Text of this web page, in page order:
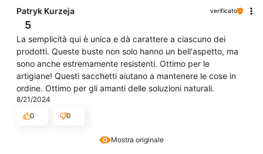
Mostra originale
Patryk Kurzeja verificato
5
La semplicità qui è unica e dà carattere a ciascuno dei
prodotti. Queste buste non solo hanno un bell'aspetto, ma
sono anche estremamente resistenti. Ottimo per le
artigiane! Questi sacchetti aiutano a mantenere le cose in
ordine. Ottimo per gli amanti delle soluzioni naturali.
8/21/2024
0
0